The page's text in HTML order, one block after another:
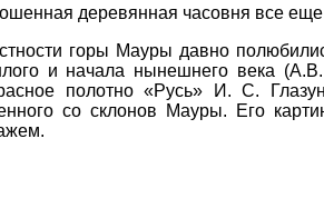
деревянная часовня все
горы Мауры давно
и начала нынешнего века
полотно «Русь» И. С.
со склонов Мауры. Его